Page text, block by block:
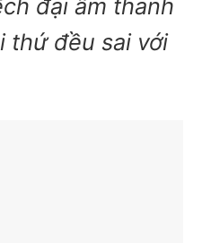
đại âm thanh
thứ đều sai với